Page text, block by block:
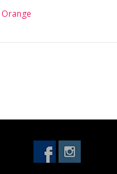
Orange